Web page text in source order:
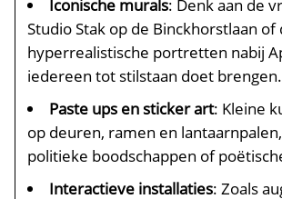
Iconische murals: Denk aan de
Studio Stak op de Binckhorstlaan of
hyperrealistische portretten nabij
iedereen tot stilstaan doet brengen.​
Paste ups en sticker art: Kleine
op deuren, ramen en
politieke boodschappen of
Interactieve installaties: Zoals